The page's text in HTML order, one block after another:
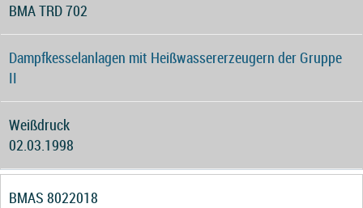
BMA TRD 702
Dampfkesselanlagen mit Heißwassererzeugern der Gruppe
II
Weißdruck
02.03.1998
BMAS 8022018